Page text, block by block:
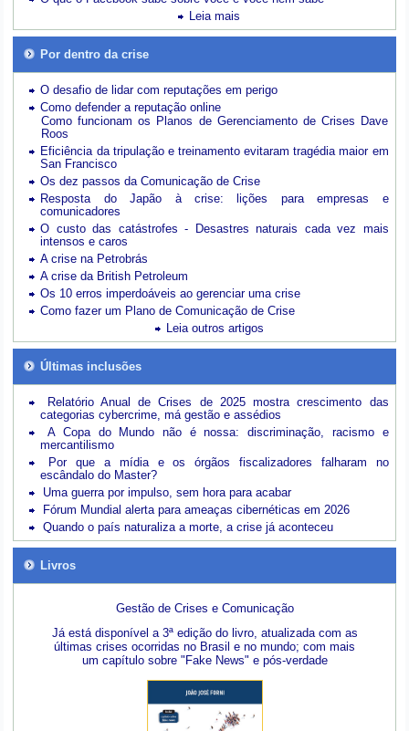
Leia mais
Por dentro da crise
O desafio de lidar com reputações em perigo
Como defender a reputação online
Como funcionam os Planos de Gerenciamento de Crises Dave
Roos
Eficiência da tripulação e treinamento evitaram tragédia maior em
San Francisco
Os dez passos da Comunicação de Crise
Resposta do Japão à crise: lições para empresas e
comunicadores
O custo das catástrofes -
Desastres naturais cada vez mais
intensos e caros
A crise na Petrobrás
A crise da British Petroleum
Os 10 erros imperdoáveis ao gerenciar uma crise
Como fazer um Plano de Comunicação de Crise
Leia outros artigos
Últimas inclusões
Relatório Anual de Crises de 2025 mostra crescimento das
categorias cybercrime, má gestão e assédios
A Copa do Mundo não é nossa: discriminação, racismo e
mercantilismo
Por que a mídia e os órgãos fiscalizadores falharam no
escândalo do Master?
Uma guerra por impulso, sem hora para acabar
Fórum Mundial alerta para ameaças cibernéticas em 2026
Quando o país naturaliza a morte, a crise já aconteceu
Livros
Gestão de Crises e Comunicação
Já está disponível a 3ª edição do livro, atualizada com as
últimas crises ocorridas no Brasil e no mundo; com mais
um capítulo sobre "Fake News" e pós-verdade